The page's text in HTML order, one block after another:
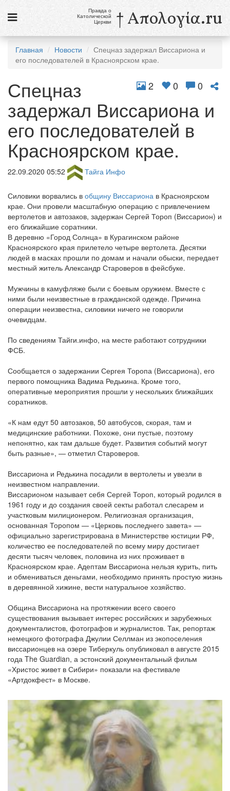
Новости
Католики в России
Викторины
Ссылки
Религиозные учения и секты, справочник
Св. Доминик, священник
см. календарь
Обратная связь
mail@apologia.ru
Отправить сообщение
Вход
Правда о
Католической
Церкви † Απολογία.ru
Главная Новости
Спецназ задержал Виссариона и
его последователей в Красноярском крае.
2 0 0
Спецназ
задержал Виссариона и
его последователей в
Красноярском крае.
22.09.2020 05:52 Тайга Инфо
Силовики ворвались в общину Виссариона в Красноярском
крае. Они провели масштабную операцию с привлечением
вертолетов и автозаков, задержан Сергей Тороп (Виссарион) и
его ближайшие соратники.
В деревню «Город Солнца» в Курагинском районе
Красноярского края прилетело четыре вертолета. Десятки
людей в масках прошли по домам и начали обыски, передает
местный житель Александр Староверов в фейсбуке.
Мужчины в камуфляже были с боевым оружием. Вместе с
ними были неизвестные в гражданской одежде. Причина
операции неизвестна, силовики ничего не говорили
очевидцам.
По сведениям Тайги.инфо, на месте работают сотрудники
ФСБ.
Сообщается о задержании Сергея Торопа (Виссариона), его
первого помощника Вадима Редькина. Кроме того,
оперативные мероприятия прошли у нескольких ближайших
соратников.
«К нам едут 50 автозаков, 50 автобусов, скорая, там и
медицинские работники. Похоже, они пустые, поэтому
непонятно, как там дальше будет. Развития событий могут
быть разные», — отметил Староверов.
Виссариона и Редькина посадили в вертолеты и увезли в
неизвестном направлении.
Виссарионом называет себя Сергей Тороп, который родился в
1961 году и до создания своей секты работал слесарем и
участковым милиционером. Религиозная организация,
основанная Торопом — «Церковь последнего завета» —
официально зарегистрирована в Министерстве юстиции РФ,
количество ее последователей по всему миру достигает
десяти тысяч человек, половина из них проживает в
Красноярском крае. Адептам Виссариона нельзя курить, пить
и обмениваться деньгами, необходимо принять простую жизнь
в деревянной хижине, вести натуральное хозяйство.
Община Виссариона на протяжении всего своего
существования вызывает интерес российских и зарубежных
документалистов, фотографов и журналистов. Так, репортаж
немецкого фотографа Джулии Селлман из экопоселения
виссарионцев на озере Тиберкуль опубликовал в августе 2015
года The Guardian, а эстонский документальный фильм
«Христос живет в Сибири» показали на фестивале
«Артдокфест» в Москве.